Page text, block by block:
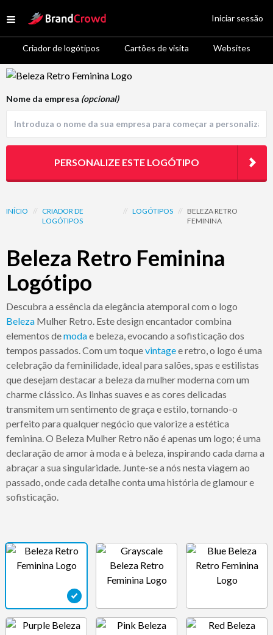
Open menu
Site Logo
Criador de logótipos Cartões de visita Websites
Iniciar sessão
Logo Template Preview
INÍCIO // CRIADOR DE
LOGÓTIPOS
// LOGÓTIPOS //
BELEZA RETRO
FEMININA
Beleza Retro Feminina
Logótipo
Descubra a essência da elegância atemporal com o logo
Beleza Mulher Retro. Este design encantador combina
elementos demodae beleza, evocando a sofisticação dos
tempos passados. Com um toquevintagee retro, o logo é uma
celebração da feminilidade, ideal para salões, spas e estilistas
que desejam destacar a beleza da mulher moderna com um
charme clássico. As linhas suaves e as cores delicadas
transmitem um sentimento de graça e estilo, tornando-o
perfeito para qualquer negócio que valorize a estética
feminina. O Beleza Mulher Retro não é apenas um logo; é uma
declaração de amor à moda e à beleza, inspirando cada dama a
abraçar a sua singularidade. Junte-se a nós nesta viagem ao
passado, onde cada detalhe conta uma história de glamour e
sofisticação.
Nome da empresa (opcional)
PERSONALIZE ESTE LOGÓTIPO